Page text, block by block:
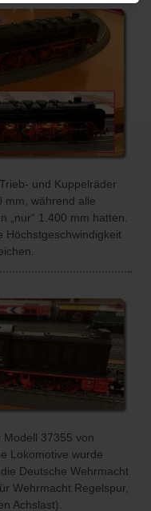
und Kuppelräder
mm, während alle
„nur“ 1.400 mm hatten.
Höchstgeschwindigkeit
Modell 37355 von
Lokomotive wurde
Deutsche Wehrmacht
Wehrmacht Regelspur,
Achslast).